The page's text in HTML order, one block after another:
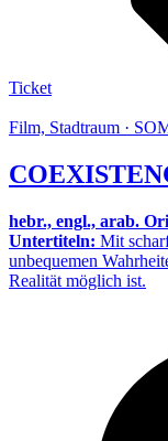
Ticket
Film, Stadtraum ·
hebr., engl., arab.
Untertiteln: Mit
unbequemen
Realität möglich ist.